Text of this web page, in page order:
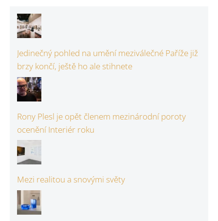
Jedinečný pohled na umění meziválečné Paříže již
brzy končí, ještě ho ale stihnete
Rony Plesl je opět členem mezinárodní poroty
ocenění Interiér roku
Mezi realitou a snovými světy